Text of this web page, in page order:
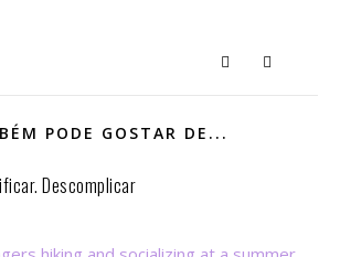
PODE GOSTAR DE...
Descomplicar